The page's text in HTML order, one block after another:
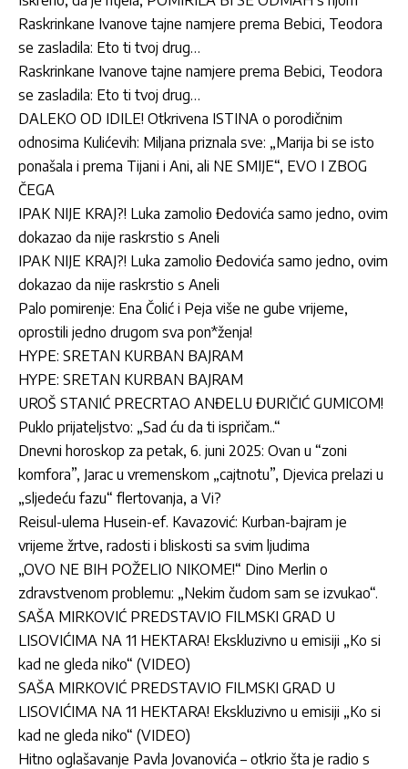
Raskrinkane Ivanove tajne namjere prema Bebici, Teodora
se zasladila: Eto ti tvoj drug…
Raskrinkane Ivanove tajne namjere prema Bebici, Teodora
se zasladila: Eto ti tvoj drug…
DALEKO OD IDILE! Otkrivena ISTINA o porodičnim
odnosima Kulićevih: Miljana priznala sve: „Marija bi se isto
ponašala i prema Tijani i Ani, ali NE SMIJE“, EVO I ZBOG
ČEGA
IPAK NIJE KRAJ?! Luka zamolio Đedovića samo jedno, ovim
dokazao da nije raskrstio s Aneli
IPAK NIJE KRAJ?! Luka zamolio Đedovića samo jedno, ovim
dokazao da nije raskrstio s Aneli
Palo pomirenje: Ena Čolić i Peja više ne gube vrijeme,
oprostili jedno drugom sva pon*ženja!
HYPE: SRETAN KURBAN BAJRAM
HYPE: SRETAN KURBAN BAJRAM
UROŠ STANIĆ PRECRTAO ANĐELU ĐURIČIĆ GUMICOM!
Puklo prijateljstvo: „Sad ću da ti ispričam..“
Dnevni horoskop za petak, 6. juni 2025: Ovan u “zoni
komfora”, Jarac u vremenskom „cajtnotu”, Djevica prelazi u
„sljedeću fazu“ flertovanja, a Vi?
Reisul-ulema Husein-ef. Kavazović: Kurban-bajram je
vrijeme žrtve, radosti i bliskosti sa svim ljudima
„OVO NE BIH POŽELIO NIKOME!“ Dino Merlin o
zdravstvenom problemu: „Nekim čudom sam se izvukao“.
SAŠA MIRKOVIĆ PREDSTAVIO FILMSKI GRAD U
LISOVIĆIMA NA 11 HEKTARA! Ekskluzivno u emisiji „Ko si
kad ne gleda niko“ (VIDEO)
SAŠA MIRKOVIĆ PREDSTAVIO FILMSKI GRAD U
LISOVIĆIMA NA 11 HEKTARA! Ekskluzivno u emisiji „Ko si
kad ne gleda niko“ (VIDEO)
Hitno oglašavanje Pavla Jovanovića – otkrio šta je radio s